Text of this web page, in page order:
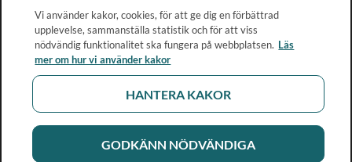
Vi använder kakor, cookies, för att ge dig en förbättrad
upplevelse, sammanställa statistik och för att viss
nödvändig funktionalitet ska fungera på webbplatsen. Läs
mer om hur vi använder kakor
HANTERA KAKOR
GODKÄNN NÖDVÄNDIGA